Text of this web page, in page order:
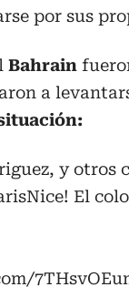
por sus
Bahrain
a
, y otros
! El